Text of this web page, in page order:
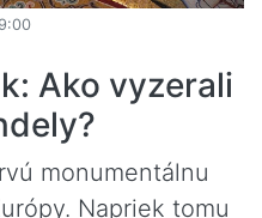
Ako vyzerali
monumentálnu
Napriek tomu